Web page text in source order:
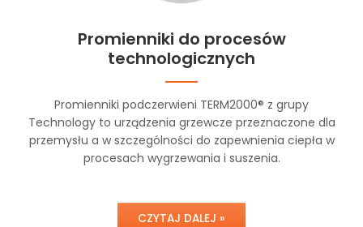
Promienniki do procesów
technologicznych
Promienniki podczerwieni TERM2000® z grupy
Technology to urządzenia grzewcze przeznaczone dla
przemysłu a w szczególności do zapewnienia ciepła w
procesach wygrzewania i suszenia.
CZYTAJ DALEJ »